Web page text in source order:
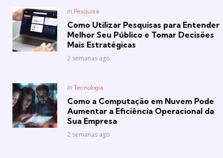
Posted
in Pesquisa
Como Utilizar Pesquisas para Entender
Melhor Seu Público e Tomar Decisões
Mais Estratégicas
2 semanas ago
Posted
in Tecnologia
Como a Computação em Nuvem Pode
Aumentar a Eficiência Operacional da
Sua Empresa
2 semanas ago